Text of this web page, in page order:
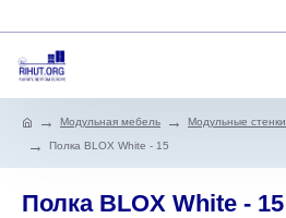
Модульная мебель Модульные стенки
Полка BLOX White - 15
Полка BLOX White - 15